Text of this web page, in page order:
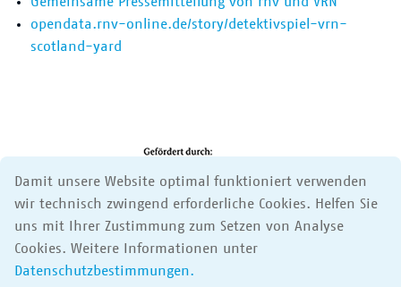
opendata.rnv-online.de/story/detektivspiel-vrn-
scotland-yard
Damit unsere Website optimal funktioniert verwenden
wir technisch zwingend erforderliche Cookies. Helfen Sie
uns mit Ihrer Zustimmung zum Setzen von Analyse
Cookies. Weitere Informationen unter
Datenschutzbestimmungen.